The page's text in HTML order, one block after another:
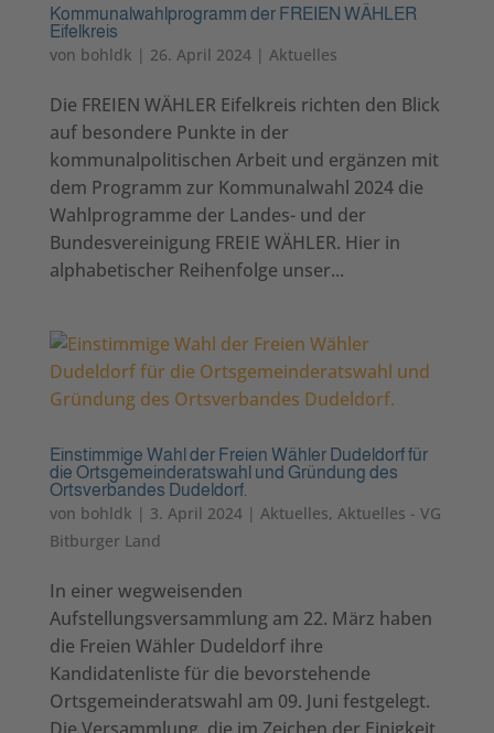
Kommunalwahlprogramm der FREIEN WÄHLER
Eifelkreis
von bohldk | 26. April 2024| Aktuelles
Die FREIEN WÄHLER Eifelkreis richten den Blick
auf besondere Punkte in der
kommunalpolitischen Arbeit und ergänzen mit
dem Programm zur Kommunalwahl 2024 die
Wahlprogramme der Landes- und der
Bundesvereinigung FREIE WÄHLER. Hier in
alphabetischer Reihenfolge unser...
Einstimmige Wahl der Freien Wähler Dudeldorf für
die Ortsgemeinderatswahl und Gründung des
Ortsverbandes Dudeldorf.
von bohldk | 3. April 2024| Aktuelles, Aktuelles - VG
Bitburger Land
In einer wegweisenden
Aufstellungsversammlung am 22. März haben
die Freien Wähler Dudeldorf ihre
Kandidatenliste für die bevorstehende
Ortsgemeinderatswahl am 09. Juni festgelegt.